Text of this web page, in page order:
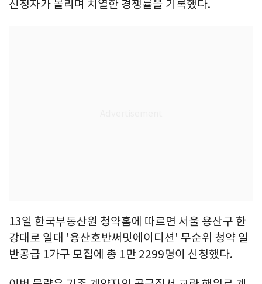
신청자가 몰리며 치열한 경쟁률을 기록했다.
13일 한국부동산원 청약홈에 따르면 서울 용산구 한
강대로 일대 '용산호반써밋에이디션' 무순위 청약 일
반공급 1가구 모집에 총 1만 2299명이 신청했다.